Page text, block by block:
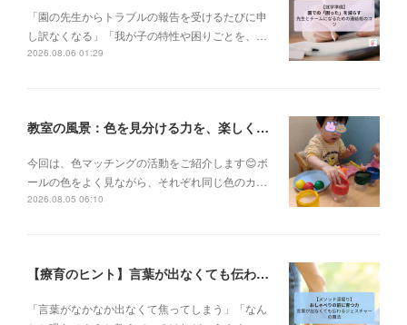
「園の先生からトラブルの報告を受けるたびに申
し訳なくなる」「我が子の特性や困りごとを、…
2026.08.06 01:29
教室の風景：色を見分ける力を、楽しく育てています🎨
今回は、色マッチングの活動をご紹介します😊ボ
ールの色をよく見ながら、それぞれ同じ色のカ…
2026.08.05 06:10
【療育のヒント】言葉が出なくても伝わる！身振り手振りで育むコミュニケーションの土台✨
「言葉がなかなか出なくて焦ってしまう」「なん